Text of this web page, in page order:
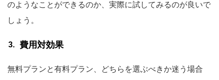
のようなことができるのか、実際に試してみるのが良いで
しょう。
費用対効果
無料プランと有料プラン、どちらを選ぶべきか迷う場合